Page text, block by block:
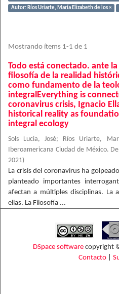
Autor: Ríos Uriarte, María Elizabeth de los ×
Mostrando ítems 1-1 de 1
Todo está conectado. ante
filosofía de la realidad
como fundamento de la
integralEverything is
coronavirus crisis, Ignacio
historical reality as
integral ecology
Sols Lucia, José; Ríos Uriarte,
Iberoamericana Ciudad de México.
2021)
La crisis del coronavirus ha
planteado importantes
afectan a múltiples disciplinas. La
ellas. La Filosofía ...
DSpace software copyright
Contacto|